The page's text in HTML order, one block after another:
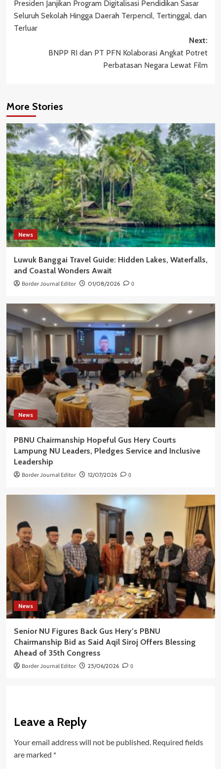
navigation
Presiden Janjikan Program Digitalisasi Pendidikan Sasar
Seluruh Sekolah Hingga Daerah Terpencil, Tertinggal, dan
Terluar
Next:
BNPP RI dan PT PFN Kolaborasi Angkat Potret
Perbatasan Negara Lewat Film
More Stories
News
Luwuk Banggai Travel Guide: Hidden Lakes, Waterfalls,
and Coastal Wonders Await
Border Journal Editor 01/08/2026 0
News
PBNU Chairmanship Hopeful Gus Hery Courts
Lampung NU Leaders, Pledges Service and Inclusive
Leadership
Border Journal Editor 12/07/2026 0
News
Senior NU Figures Back Gus Hery’s PBNU
Chairmanship Bid as Said Aqil Siroj Offers Blessing
Ahead of 35th Congress
Border Journal Editor 25/06/2026 0
Leave a Reply
Your email address will not be published. Required fields
are marked *